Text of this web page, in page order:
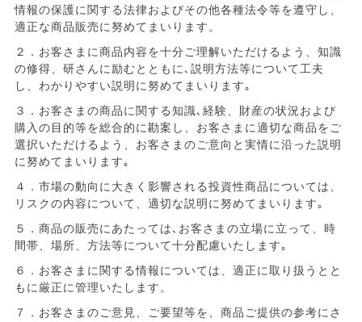
情報の保護に関する法律およびその他各種法令等を遵守し、
適正な商品販売に努めてまいります。
２．お客さまに商品内容を十分ご理解いただけるよう、知識
の修得、研さんに励むとともに､説明方法等について工夫
し、わかりやすい説明に努めてまいります｡
３．お客さまの商品に関する知識､経験、財産の状況および
購入の目的等を総合的に勘案し、お客さまに適切な商品をご
選択いただけるよう、お客さまのご意向と実情に沿った説明
に努めてまいります｡
４．市場の動向に大きく影響される投資性商品については、
リスクの内容について、適切な説明に努めてまいります｡
５．商品の販売にあたっては､お客さまの立場に立って、時
間帯、場所、方法等について十分配慮いたします｡
６．お客さまに関する情報については、適正に取り扱うとと
もに厳正に管理いたします。
７．お客さまのご意見、ご要望等を、商品ご提供の参考にさ